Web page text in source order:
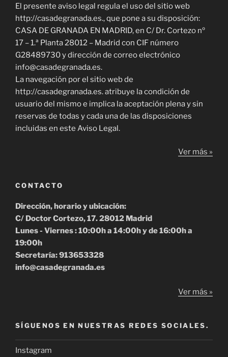
El presente aviso legal regula el uso del sitio web
http://casadegranada.es., que pone a su disposición:
CASA DE GRANADA EN MADRID, en C/ Dr. Cortezo nº
17 – 1.ª Planta 28012 – Madrid con CIF número
G28489730 y dirección de correo electrónico
info@casadegranada.es.
La navegación por el sitio web de
http://casadegranada.es. atribuye la condición de
usuario del mismo e implica la aceptación plena y sin
reservas de todas y cada una de las disposiciones
incluidas en este Aviso Legal.
Ver más »
CONTACTO
Dirección, horario y ubicación:
C/ Doctor Cortezo, 17. 28012 Madrid
Lunes - Viernes : 10:00h a 14:00h y de 16:00h a
19:00h
Secretaría: 913653328
info@casadegranada.es
Ver más »
SÍGUENOS EN NUESTRAS REDES SOCIALES.
Instagram